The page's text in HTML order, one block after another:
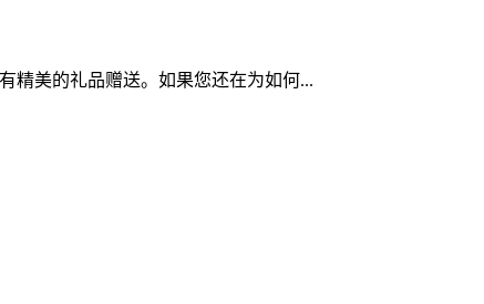
精美的礼品赠送。如果您还在为如何...